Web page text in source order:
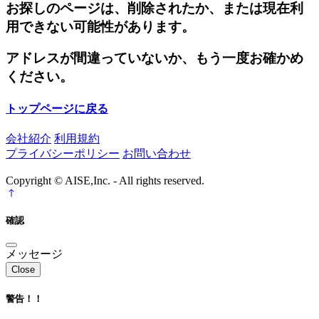
お探しのページは、削除されたか、または現在利
用できない可能性があります。
アドレスが間違っていないか、もう一度お確かめ
ください。
トップページに戻る
会社紹介 利用規約
プライバシーポリシー お問い合わせ
Copyright © AISE,Inc. - All rights reserved.
確認
メッセージ
Close
警告！！